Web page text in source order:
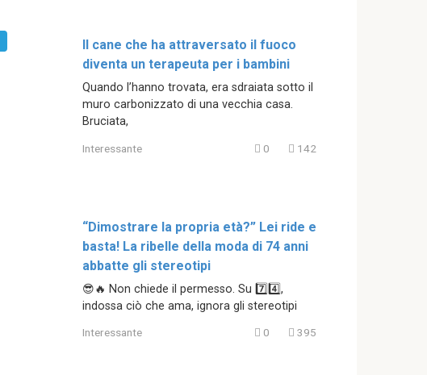
Il cane che ha attraversato il fuoco
diventa un terapeuta per i bambini
Quando l’hanno trovata, era sdraiata sotto il
muro carbonizzato di una vecchia casa.
Bruciata,
Interessante 0 142
“Dimostrare la propria età?” Lei ride e
basta! La ribelle della moda di 74 anni
abbatte gli stereotipi
😎🔥 Non chiede il permesso. Su 7️⃣4️⃣,
indossa ciò che ama, ignora gli stereotipi
Interessante 0 395